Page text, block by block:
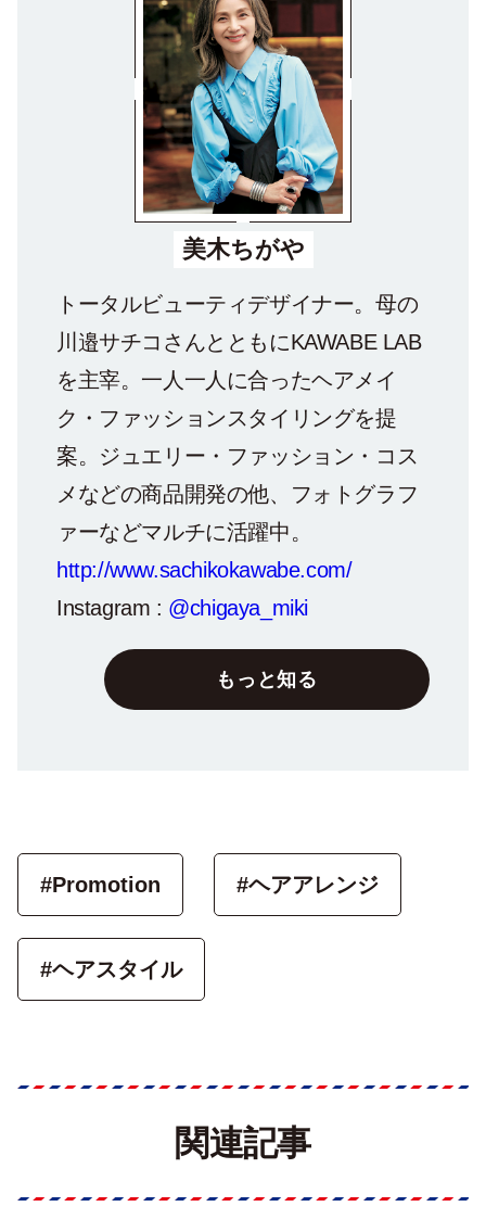
美木ちがや
トータルビューティデザイナー。母の
川邉サチコさんとともにKAWABE LAB
を主宰。一人一人に合ったヘアメイ
ク・ファッションスタイリングを提
案。ジュエリー・ファッション・コス
メなどの商品開発の他、フォトグラフ
ァーなどマルチに活躍中。
http://www.sachikokawabe.com/
Instagram : @chigaya_miki
もっと知る
#Promotion #ヘアアレンジ
#ヘアスタイル
関連記事